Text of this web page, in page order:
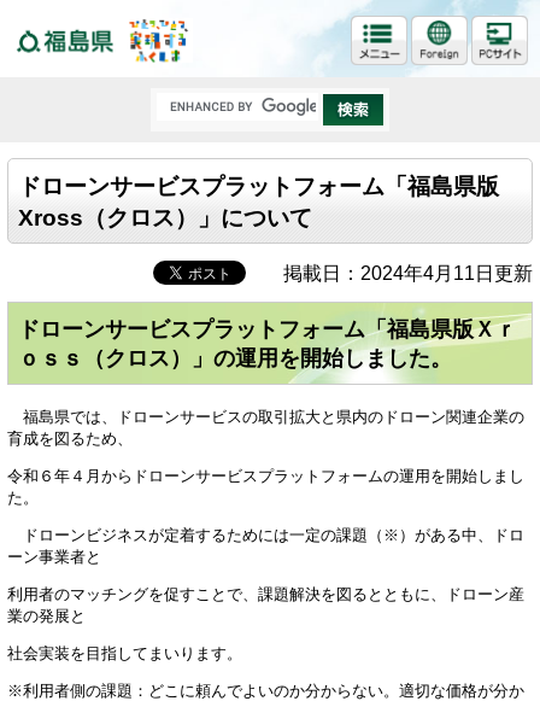
ドローンサービスプラットフォーム「福島県版
Xross（クロス）」について
掲載日：2024年4月11日更新
ドローンサービスプラットフォーム「福島県版Ｘｒ
ｏｓｓ（クロス）」の運用を開始しました。
福島県では、ドローンサービスの取引拡大と県内のドローン関連企業の
育成を図るため、
令和６年４月からドローンサービスプラットフォームの運用を開始しまし
た。
ドローンビジネスが定着するためには一定の課題（※）がある中、ドロ
ーン事業者と
利用者のマッチングを促すことで、課題解決を図るとともに、ドローン産
業の発展と
社会実装を目指してまいります。
※利用者側の課題：どこに頼んでよいのか分からない。適切な価格が分か